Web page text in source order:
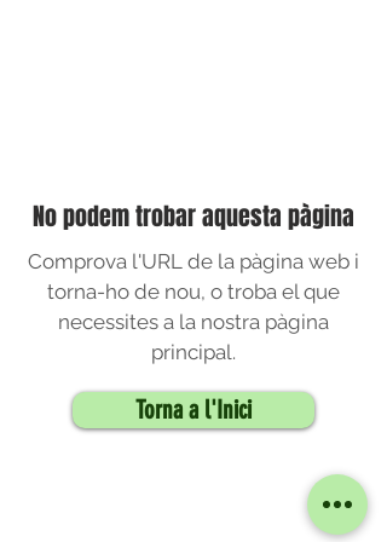
No podem trobar aquesta pàgina
Comprova l'URL de la pàgina web i
torna-ho de nou, o troba el que
necessites a la nostra pàgina
principal.
Torna a l'Inici